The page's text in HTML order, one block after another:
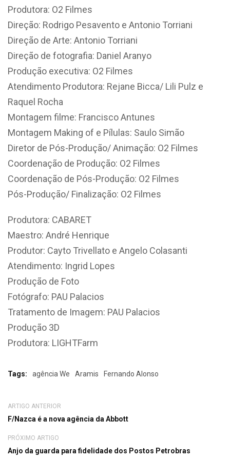
Produtora: O2 Filmes
Direção: Rodrigo Pesavento e Antonio Torriani
Direção de Arte: Antonio Torriani
Direção de fotografia: Daniel Aranyo
Produção executiva: O2 Filmes
Atendimento Produtora: Rejane Bicca/ Lili Pulz e
Raquel Rocha
Montagem filme: Francisco Antunes
Montagem Making of e Pílulas: Saulo Simão
Diretor de Pós-Produção/ Animação: O2 Filmes
Coordenação de Produção: O2 Filmes
Coordenação de Pós-Produção: O2 Filmes
Pós-Produção/ Finalização: O2 Filmes
Produtora: CABARET
Maestro: André Henrique
Produtor: Cayto Trivellato e Angelo Colasanti
Atendimento: Ingrid Lopes
Produção de Foto
Fotógrafo: PAU Palacios
Tratamento de Imagem: PAU Palacios
Produção 3D
Produtora: LIGHTFarm
Tags: agência We Aramis Fernando Alonso
ARTIGO ANTERIOR
F/Nazca é a nova agência da Abbott
PRÓXIMO ARTIGO
Anjo da guarda para fidelidade dos Postos Petrobras